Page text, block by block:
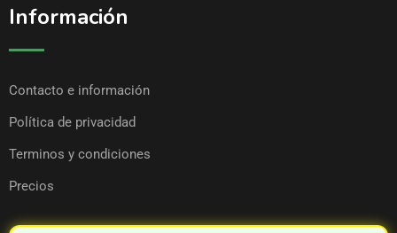
Información
Contacto e información
Política de privacidad
Terminos y condiciones
Precios